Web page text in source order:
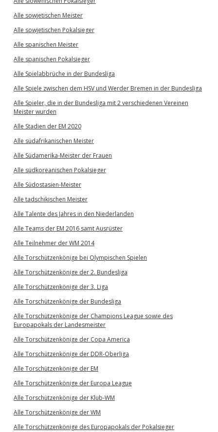
Alle sowjetischen Meister
Alle sowjetischen Pokalsieger
Alle spanischen Meister
Alle spanischen Pokalsieger
Alle Spielabbrüche in der Bundesliga
Alle Spiele zwischen dem HSV und Werder Bremen in der Bundesliga
Alle Spieler, die in der Bundesliga mit 2 verschiedenen Vereinen
Meister wurden
Alle Stadien der EM 2020
Alle südafrikanischen Meister
Alle Südamerika-Meister der Frauen
Alle südkoreanischen Pokalsieger
Alle Südostasien-Meister
Alle tadschikischen Meister
Alle Talente des Jahres in den Niederlanden
Alle Teams der EM 2016 samt Ausrüster
Alle Teilnehmer der WM 2014
Alle Torschützenkönige bei Olympischen Spielen
Alle Torschützenkönige der 2. Bundesliga
Alle Torschützenkönige der 3. Liga
Alle Torschützenkönige der Bundesliga
Alle Torschützenkönige der Champions League sowie des
Europapokals der Landesmeister
Alle Torschützenkönige der Copa America
Alle Torschützenkönige der DDR-Oberliga
Alle Torschützenkönige der EM
Alle Torschützenkönige der Europa League
Alle Torschützenkönige der Klub-WM
Alle Torschützenkönige der WM
Alle Torschützenkönige des Europapokals der Pokalsieger